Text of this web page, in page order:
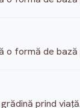
o formă de
prind viaţă.